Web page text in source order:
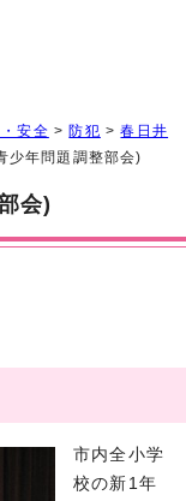
安全 >防犯 >春日井
少年問題調整部会)
会)
市内全小学
校の新1年